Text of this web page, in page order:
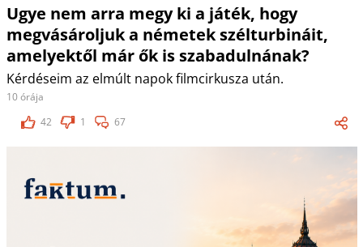
Ugye nem arra megy ki a játék, hogy
megvásároljuk a németek szélturbináit,
amelyektől már ők is szabadulnának?
Kérdéseim az elmúlt napok filmcirkusza után.
10 órája
42
1 67